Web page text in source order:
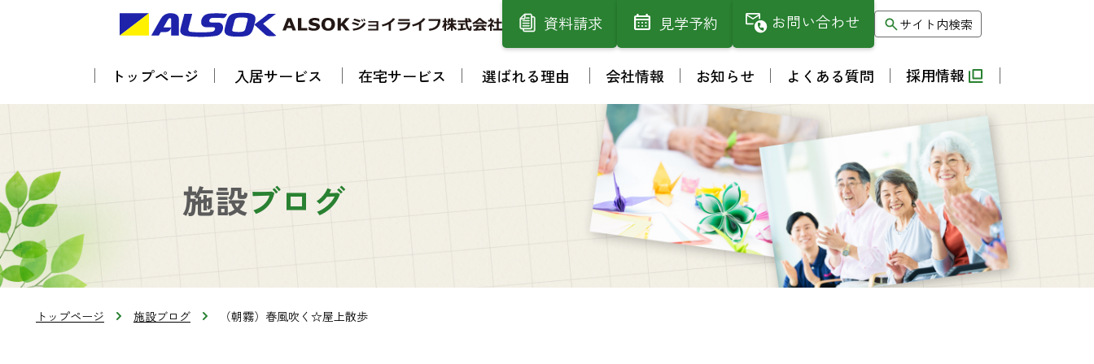
資料請求 見学予約 お問い合わせ サイト内検索
トップページ 入居サービス 在宅サービス 選ばれる理由 会社情報 お知らせ よくある質問 採用情報
施設ブログ
トップページ 施設ブログ （朝霧）春風吹く☆屋上散歩